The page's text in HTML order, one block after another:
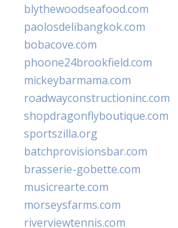
blythewoodseafood.com
paolosdelibangkok.com
bobacove.com
phoone24brookfield.com
mickeybarmama.com
roadwayconstructioninc.com
shopdragonflyboutique.com
sportszilla.org
batchprovisionsbar.com
brasserie-gobette.com
musicrearte.com
morseysfarms.com
riverviewtennis.com